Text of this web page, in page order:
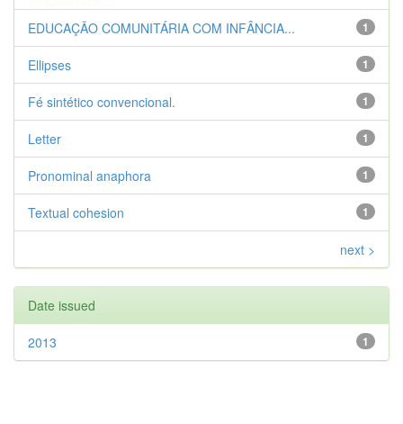
1
EDUCAÇÃO COMUNITÁRIA COM INFÂNCIA...
1
Ellipses
1
Fé sintético convencional.
1
Letter
1
Pronominal anaphora
1
Textual cohesion
next >
Date issued
1
2013